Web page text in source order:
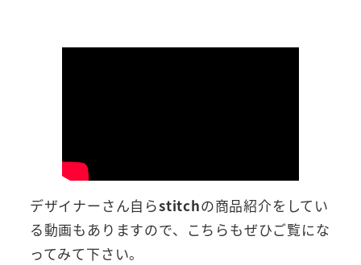
デザイナーさん自らstitchの商品紹介をしてい
る動画もありますので、こちらもぜひご覧にな
ってみて下さい。